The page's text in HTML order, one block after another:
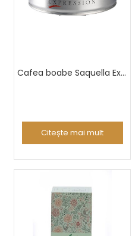
Cafea boabe Saquella Expression 3 Kg
Citește mai mult